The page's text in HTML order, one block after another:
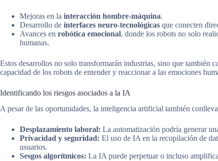
Mejoras en la interacción hombre-máquina.
Desarrollo de interfaces neuro-tecnológicas que conecten
Avances en robótica emocional, donde los robots no solo
humanas.
Estos desarrollos no solo transformarán industrias, sino que también
capacidad de los robots de entender y reaccionar a las emociones
Identificando los riesgos asociados a la IA
A pesar de las oportunidades, la inteligencia artificial también
Desplazamiento laboral: La automatización podría generar
Privacidad y seguridad: El uso de IA en la recopilación de
usuarios.
Sesgos algorítmicos: La IA puede perpetuar o incluso